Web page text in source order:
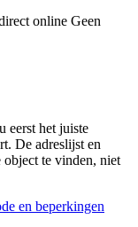
online Geen
eerst het juiste
De adreslijst en
object te vinden, niet
en beperkingen